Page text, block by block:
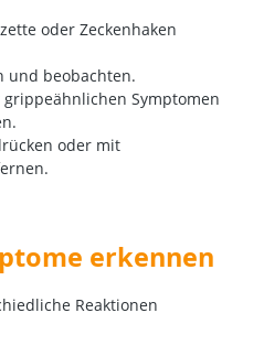
oder Zeckenhaken
und beobachten.
grippeähnlichen Symptomen
oder mit
erkennen
Reaktionen